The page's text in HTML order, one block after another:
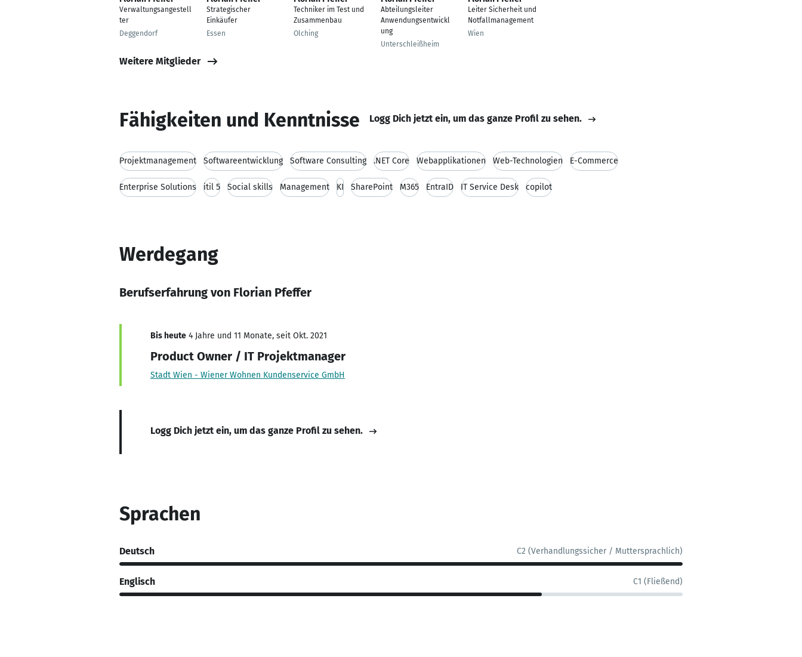
Verwaltungsangestell
ter
Deggendorf
Strategischer
Einkäufer
Essen
Techniker im Test und
Zusammenbau
Olching
Abteilungsleiter
Anwendungsentwickl
ung
Unterschleißheim
Leiter Sicherheit und
Notfallmanagement
Wien
Weitere Mitglieder
Fähigkeiten und Kenntnisse Logg Dich jetzt ein, um das ganze Profil zu sehen.
Projektmanagement Softwareentwicklung Software Consulting .NET Core Webapplikationen Web-Technologien E-Commerce
Enterprise Solutions itil 5 Social skills Management KI SharePoint M365 EntraID IT Service Desk copilot
Werdegang
Berufserfahrung von Florian Pfeffer
Bis heute 4 Jahre und 11 Monate, seit Okt. 2021
Product Owner / IT Projektmanager
Stadt Wien - Wiener Wohnen Kundenservice GmbH
Logg Dich jetzt ein, um das ganze Profil zu sehen.
Sprachen
Deutsch C2 (Verhandlungssicher / Muttersprachlich)
Englisch C1 (Fließend)